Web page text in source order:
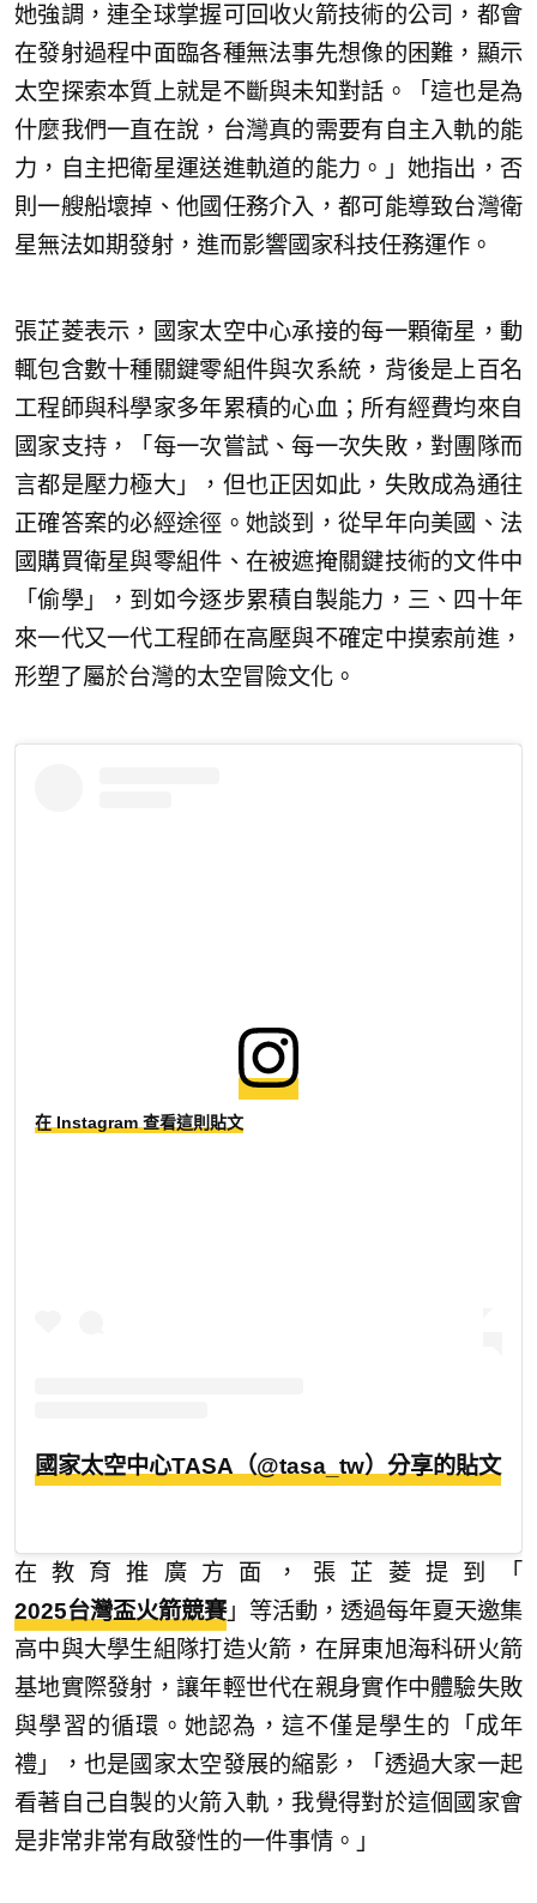
她強調，連全球掌握可回收火箭技術的公司，都會
在發射過程中面臨各種無法事先想像的困難，顯示
太空探索本質上就是不斷與未知對話。「這也是為
什麼我們一直在說，台灣真的需要有自主入軌的能
力，自主把衛星運送進軌道的能力。」她指出，否
則一艘船壞掉、他國任務介入，都可能導致台灣衛
星無法如期發射，進而影響國家科技任務運作。
張芷菱表示，國家太空中心承接的每一顆衛星，動
輒包含數十種關鍵零組件與次系統，背後是上百名
工程師與科學家多年累積的心血；所有經費均來自
國家支持，「每一次嘗試、每一次失敗，對團隊而
言都是壓力極大」，但也正因如此，失敗成為通往
正確答案的必經途徑。她談到，從早年向美國、法
國購買衛星與零組件、在被遮掩關鍵技術的文件中
「偷學」，到如今逐步累積自製能力，三、四十年
來一代又一代工程師在高壓與不確定中摸索前進，
形塑了屬於台灣的太空冒險文化。
在 Instagram 查看這則貼文
國家太空中心TASA（@tasa_tw）分享的貼文
在教育推廣方面，張芷菱提到「
2025台灣盃火箭競賽」等活動，透過每年夏天邀集
高中與大學生組隊打造火箭，在屏東旭海科研火箭
基地實際發射，讓年輕世代在親身實作中體驗失敗
與學習的循環。她認為，這不僅是學生的「成年
禮」，也是國家太空發展的縮影，「透過大家一起
看著自己自製的火箭入軌，我覺得對於這個國家會
是非常非常有啟發性的一件事情。」